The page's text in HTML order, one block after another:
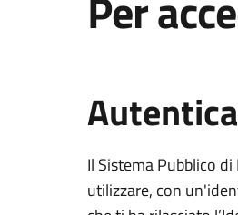
Il Sistema Pubblico
utilizzare, con